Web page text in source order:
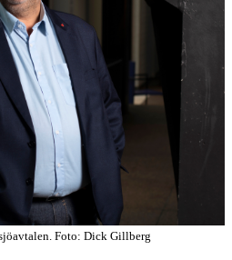
Foto: Dick Gillberg